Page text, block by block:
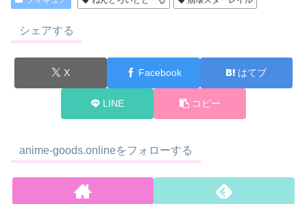
シェアする
X Facebook はてブ
LINE コピー
anime-goods.onlineをフォローする